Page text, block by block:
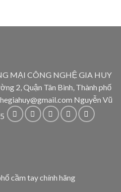
MẠI CÔNG NGHỆ GIA HUY
2, Quận Tân Bình, Thành phố
Nguyễn Vũ
cầm tay chính hãng